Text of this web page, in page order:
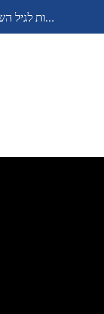
הרצאות לגיל השלישי | בריאות המוח ושיפור הזיכרון